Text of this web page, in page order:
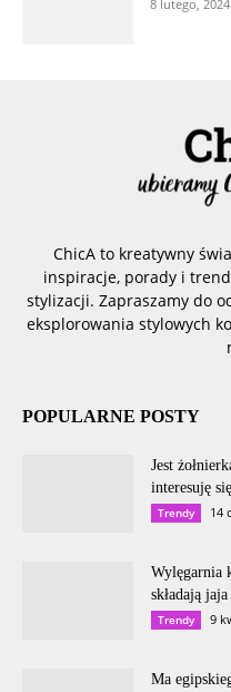
8 lutego, 2024
ChicA to kreatywny
inspiracje, porady i
stylizacji. Zapraszamy do
eksplorowania stylowych
POPULARNE POSTY
Jest
interesuję
Trendy 14
Wylęgarnia
składają jaja
Trendy 9
Ma